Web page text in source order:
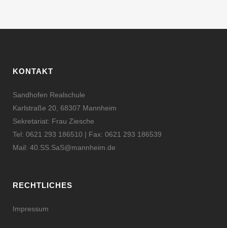
KONTAKT
Sandhofen Realschule
Karlstraße 20, 68307 Mannheim
Sekretariat: Frau Ziesche
Tel: 0621 293 186510 | Fax: 0621 293 186539
Mail: 40.SS.SaS@mannheim.de
RECHTLICHES
Impressum